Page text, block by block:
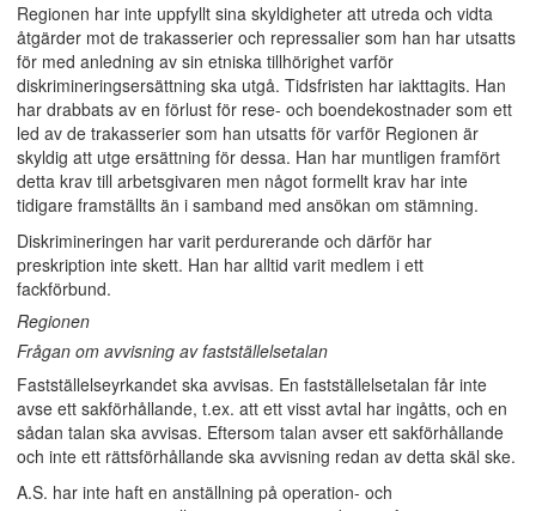
Regionen har inte uppfyllt sina skyldigheter att utreda och vidta
åtgärder mot de trakasserier och repressalier som han har utsatts
för med anledning av sin etniska tillhörighet varför
diskrimineringsersättning ska utgå. Tidsfristen har iakttagits. Han
har drabbats av en förlust för rese- och boendekostnader som ett
led av de trakasserier som han utsatts för varför Regionen är
skyldig att utge ersättning för dessa. Han har muntligen framfört
detta krav till arbetsgivaren men något formellt krav har inte
tidigare framställts än i samband med ansökan om stämning.
Diskrimineringen har varit perdurerande och därför har
preskription inte skett. Han har alltid varit medlem i ett
fackförbund.
Regionen
Frågan om avvisning av fastställelsetalan
Fastställelseyrkandet ska avvisas. En fastställelsetalan får inte
avse ett sakförhållande, t.ex. att ett visst avtal har ingåtts, och en
sådan talan ska avvisas. Eftersom talan avser ett sakförhållande
och inte ett rättsförhållande ska avvisning redan av detta skäl ske.
A.S. har inte haft en anställning på operation- och